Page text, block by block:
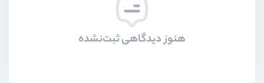
هنوز دیدگاهی ثبت‌نشده